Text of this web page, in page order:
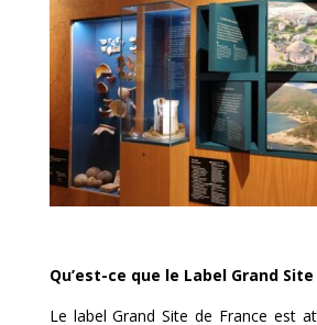
Qu’est-ce que le Label Grand Site
Le label Grand Site de France est